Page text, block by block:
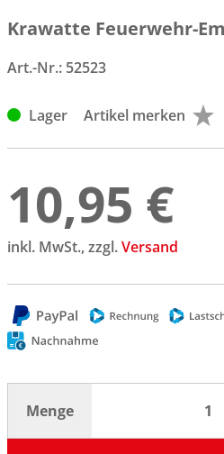
Krawatte Feuerwehr-
Art.-Nr.: 52523
Lager Artikel merken
10,95 €
inkl. MwSt., zzgl.Versand
Menge